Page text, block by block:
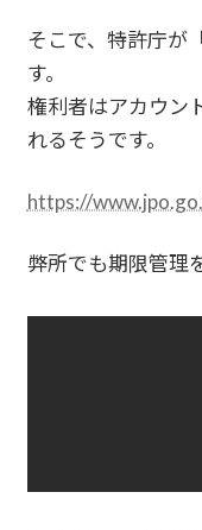
そこで、特許庁が
す。
権利者はアカウン
れるそうです。
https://
弊所でも期限管理